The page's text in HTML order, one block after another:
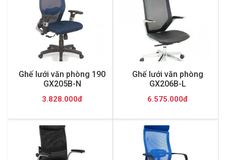
Ghế lưới văn phòng 190
GX205B-N
3.828.000đ
Ghế lưới văn phòng
GX206B-L
6.575.000đ